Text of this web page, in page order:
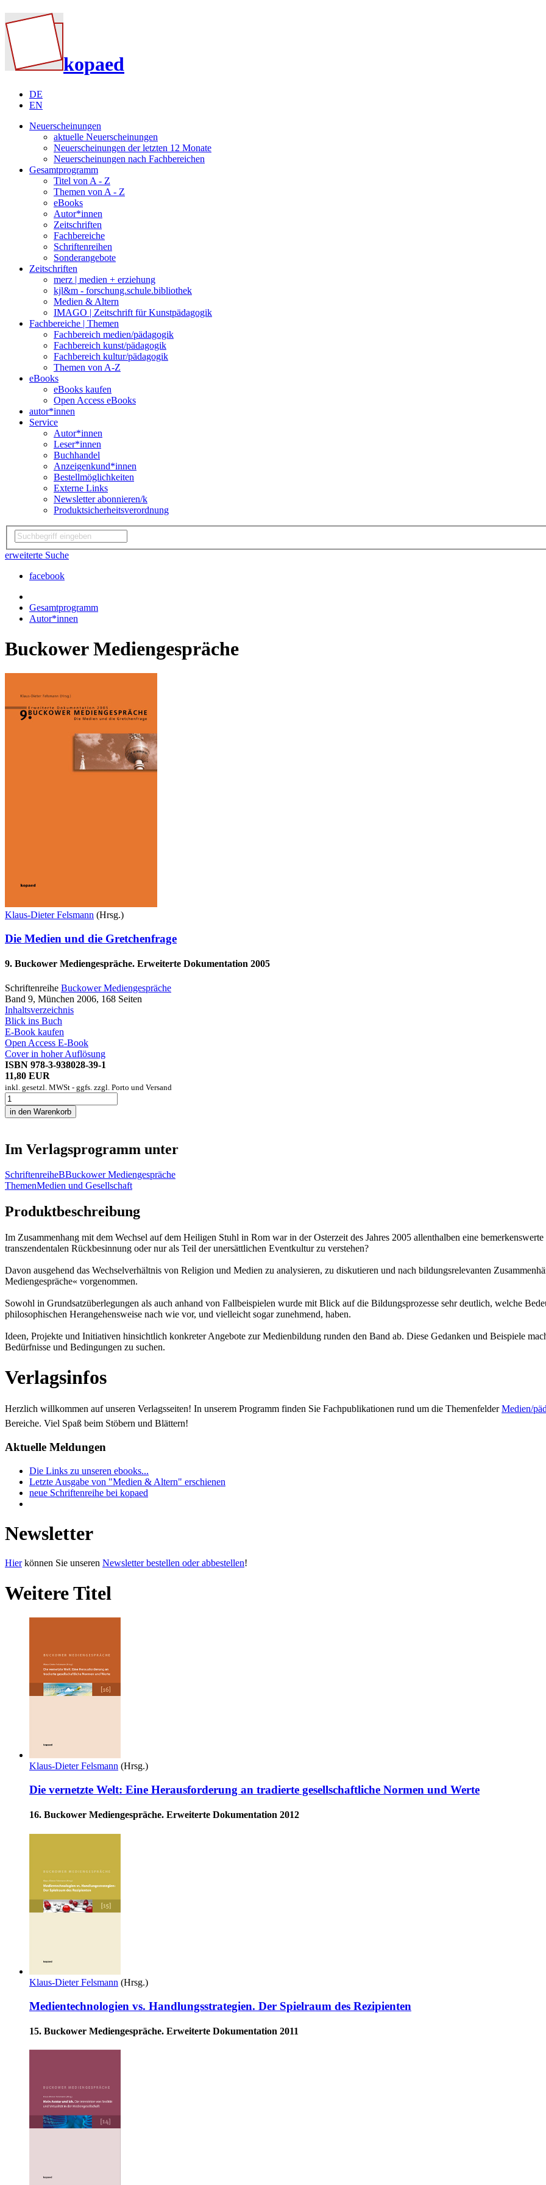
kopaed
DE
EN
Neuerscheinungen
aktuelle Neuerscheinungen
Neuerscheinungen der letzten 12 Monate
Neuerscheinungen nach Fachbereichen
Gesamtprogramm
Titel von A - Z
Themen von A - Z
eBooks
Autor*innen
Zeitschriften
Fachbereiche
Schriftenreihen
Sonderangebote
Zeitschriften
merz | medien + erziehung
kjl&m - forschung.schule.bibliothek
Medien & Altern
IMAGO | Zeitschrift für Kunstpädagogik
Fachbereiche | Themen
Fachbereich medien/pädagogik
Fachbereich kunst/pädagogik
Fachbereich kultur/pädagogik
Themen von A-Z
eBooks
eBooks kaufen
Open Access eBooks
autor*innen
Service
Autor*innen
Leser*innen
Buchhandel
Anzeigenkund*innen
Bestellmöglichkeiten
Externe Links
Newsletter abonnieren/k
Produktsicherheitsverordnung
erweiterte Suche
facebook
Gesamtprogramm
Autor*innen
Buckower Mediengespräche
Klaus-Dieter Felsmann (Hrsg.)
Die Medien und die Gretchenfrage
9. Buckower Mediengespräche. Erweiterte Dokumentation 2005
Schriftenreihe Buckower Mediengespräche
Band 9, München 2006, 168 Seiten
Inhaltsverzeichnis
Blick ins Buch
E-Book kaufen
Open Access E-Book
Cover in hoher Auflösung
ISBN 978-3-938028-39-1
11,80 EUR
inkl. gesetzl. MWSt - ggfs. zzgl. Porto und Versand
Im Verlagsprogramm unter
SchriftenreiheBBuckower Mediengespräche
ThemenMedien und Gesellschaft
Produktbeschreibung
Im Zusammenhang mit dem Wechsel auf dem Heiligen Stuhl in Rom war in der Osterzeit des Jahres 2005 allenthalben eine
transzendentalen Rückbesinnung oder nur als Teil der unersättlichen Eventkultur zu verstehen?
Davon ausgehend das Wechselverhältnis von Religion und Medien zu analysieren, zu diskutieren und nach bildungsrelevanten
Mediengespräche« vorgenommen.
Sowohl in Grundsatzüberlegungen als auch anhand von Fallbeispielen wurde mit Blick auf die Bildungsprozesse sehr deutlich, welche
philosophischen Herangehensweise nach wie vor, und vielleicht sogar zunehmend, haben.
Ideen, Projekte und Initiativen hinsichtlich konkreter Angebote zur Medienbildung runden den Band ab. Diese Gedanken und Beispiele
Bedürfnisse und Bedingungen zu suchen.
Verlagsinfos
Herzlich willkommen auf unseren Verlagsseiten! In unserem Programm finden Sie Fachpublikationen rund um die ThemenfelderMedien/
Bereiche. Viel Spaß beim Stöbern und Blättern!
Aktuelle Meldungen
Die Links zu unseren ebooks...
Letzte Ausgabe von "Medien & Altern" erschienen
neue Schriftenreihe bei kopaed
Newsletter
Hierkönnen Sie unseren Newsletter bestellen oder abbestellen!
Weitere Titel
Klaus-Dieter Felsmann (Hrsg.)
Die vernetzte Welt: Eine Herausforderung an tradierte gesellschaftliche Normen und Werte
16. Buckower Mediengespräche. Erweiterte Dokumentation 2012
Klaus-Dieter Felsmann (Hrsg.)
Medientechnologien vs. Handlungsstrategien. Der Spielraum des Rezipienten
15. Buckower Mediengespräche. Erweiterte Dokumentation 2011